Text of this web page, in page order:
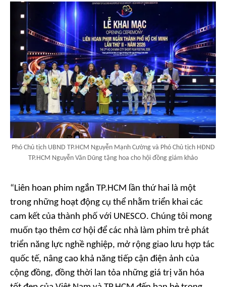
Phó Chủ tịch UBND TP.HCM Nguyễn Mạnh Cường và Phó Chủ tịch HĐND
TP.HCM Nguyễn Văn Dũng tặng hoa cho hội đồng giám khảo
“Liên hoan phim ngắn TP.HCM lần thứ hai là một
trong những hoạt động cụ thể nhằm triển khai các
cam kết của thành phố với UNESCO. Chúng tôi mong
muốn tạo thêm cơ hội để các nhà làm phim trẻ phát
triển năng lực nghề nghiệp, mở rộng giao lưu hợp tác
quốc tế, nâng cao khả năng tiếp cận điện ảnh của
cộng đồng, đồng thời lan tỏa những giá trị văn hóa